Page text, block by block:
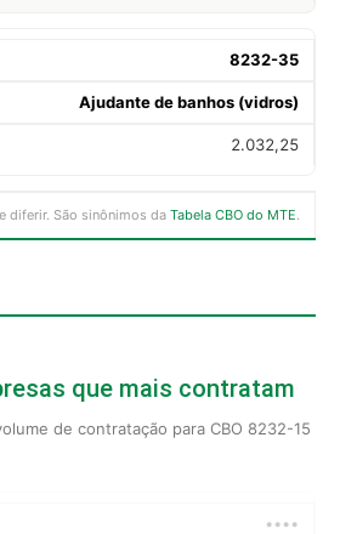
8232-35
Ajudante de banhos (vidros)
2.032,25
diferir. São sinônimos da Tabela CBO do MTE.
que mais contratam
de contratação para CBO 8232-15
••••